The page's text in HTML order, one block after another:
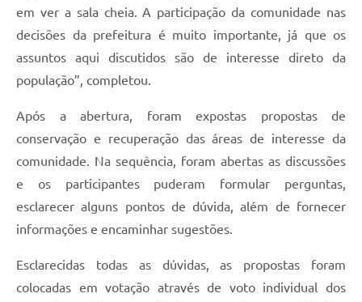
em ver a sala cheia. A participação da comunidade nas
decisões da prefeitura é muito importante, já que os
assuntos aqui discutidos são de interesse direto da
população”, completou.
Após a abertura, foram expostas propostas de
conservação e recuperação das áreas de interesse da
comunidade. Na sequência, foram abertas as discussões
e os participantes puderam formular perguntas,
esclarecer alguns pontos de dúvida, além de fornecer
informações e encaminhar sugestões.
Esclarecidas todas as dúvidas, as propostas foram
colocadas em votação através de voto individual dos